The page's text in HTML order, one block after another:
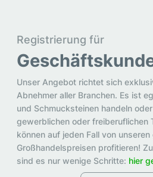
Registrierung für
Unser Angebot richtet sich
Abnehmer aller Branchen. Es ist
und Schmucksteinen handeln
gewerblichen oder freiberuflichen
können auf jeden Fall von
Großhandelspreisen profitieren!
sind es nur wenige Schritte: hier